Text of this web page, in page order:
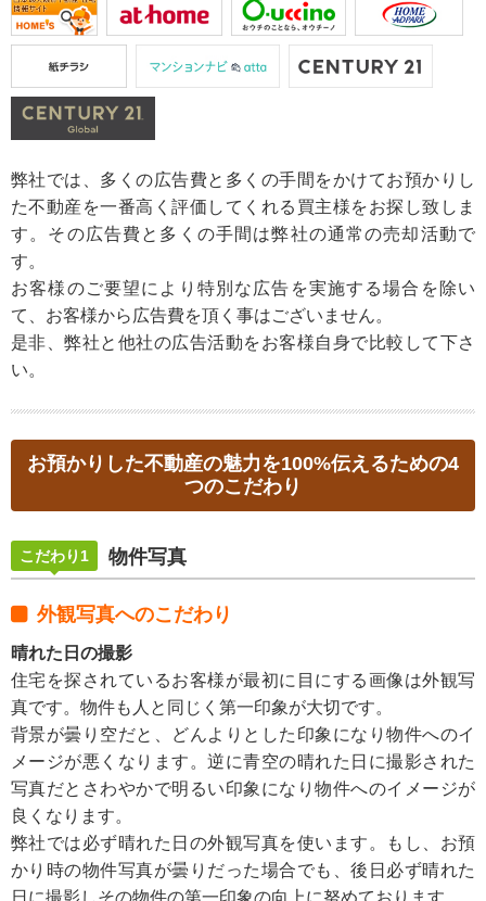
弊社では、多くの広告費と多くの手間をかけてお預かりし
た不動産を一番高く評価してくれる買主様をお探し致しま
す。その広告費と多くの手間は弊社の通常の売却活動で
す。
お客様のご要望により特別な広告を実施する場合を除い
て、お客様から広告費を頂く事はございません。
是非、弊社と他社の広告活動をお客様自身で比較して下さ
い。
お預かりした不動産の魅力を100%伝えるための4
つのこだわり
こだわり1 物件写真
外観写真へのこだわり
晴れた日の撮影
住宅を探されているお客様が最初に目にする画像は外観写
真です。物件も人と同じく第一印象が大切です。
背景が曇り空だと、どんよりとした印象になり物件へのイ
メージが悪くなります。逆に青空の晴れた日に撮影された
写真だとさわやかで明るい印象になり物件へのイメージが
良くなります。
弊社では必ず晴れた日の外観写真を使います。もし、お預
かり時の物件写真が曇りだった場合でも、後日必ず晴れた
日に撮影しその物件の第一印象の向上に努めております。